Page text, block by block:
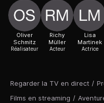
Regarder la TV en direct /
Films en streaming /
Oliver
Schmitz
Réalisateur
Richy
Müller
Acteur
Lisa
Martinek
Actrice